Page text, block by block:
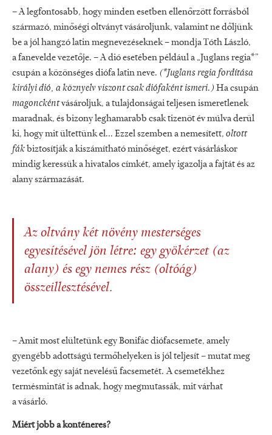
– A legfontosabb, hogy minden esetben ellenőrzött forrásból
származó, minőségi oltványt vásároljunk, valamint ne dőljünk
be a jól hangzó latin megnevezéseknek – mondja Tóth László,
a fanevelde vezetője. – A dió esetében például a „Juglans regia*”
csupán a közönséges diófa latin neve. (*Juglans regia fordítása
királyi dió, a köznyelv viszont csak diófaként ismeri.) Ha csupán
magonckéntvásároljuk, a tulajdonságai teljesen ismeretlenek
maradnak, és bizony leghamarabb csak tizenöt év múlva derül
ki, hogy mit ültettünk el... Ezzel szemben a nemesített, oltott
fák biztosítják a kiszámítható minőséget, ezért vásárláskor
mindig keressük a hivatalos címkét, amely igazolja a fajtát és az
alany származását.
Az oltvány két növény mesterséges
egyesítésével jön létre: egy gyökérzet (az
alany) és egy nemes rész (oltóág)
összeillesztésével.
– Amit most elültetünk egy Bonifác diófacsemete, amely
gyengébb adottságú termőhelyeken is jól teljesít –mutat meg
vezetőnk egy saját nevelésű facsemetét. A csemetékhez
termésmintát is adnak, hogy megmutassák, mit várhat
a vásárló.
Miért jobb a konténeres?